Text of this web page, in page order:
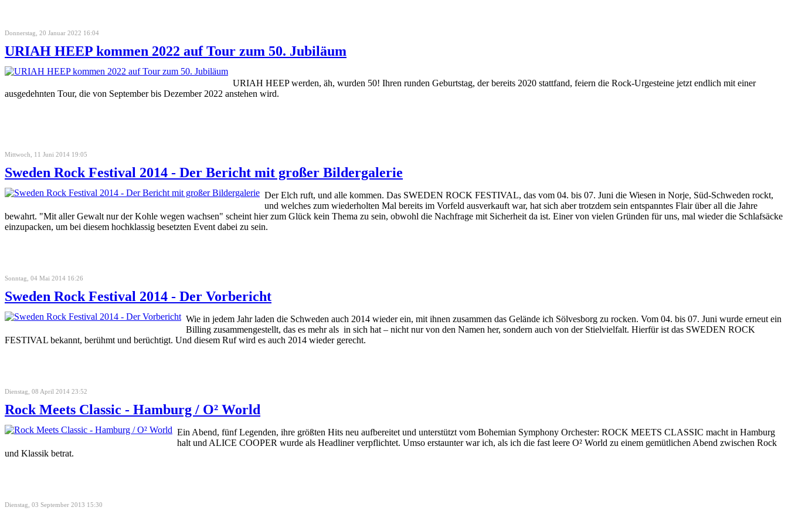
Donnerstag, 20 Januar 2022 16:04
URIAH HEEP kommen 2022 auf Tour zum 50. Jubiläum
URIAH HEEP werden, äh, wurden 50! Ihren runden Geburtstag, der bereits 2020 stattfand, feiern die Rock-Urgesteine jetzt endlich mit einer
ausgedehnten Tour, die von September bis Dezember 2022 anstehen wird.
Mittwoch, 11 Juni 2014 19:05
Sweden Rock Festival 2014 - Der Bericht mit großer Bildergalerie
Der Elch ruft, und alle kommen. Das SWEDEN ROCK FESTIVAL, das vom 04. bis 07. Juni die Wiesen in Norje, Süd-Schweden rockt,
und welches zum wiederholten Mal bereits im Vorfeld ausverkauft war, hat sich aber trotzdem sein entspanntes Flair über all die Jahre
bewahrt. "Mit aller Gewalt nur der Kohle wegen wachsen" scheint hier zum Glück kein Thema zu sein, obwohl die Nachfrage mit Sicherheit da ist. Einer von vielen Gründen für uns, mal wieder die Schlafsäcke
einzupacken, um bei diesem hochklassig besetzten Event dabei zu sein.
Sonntag, 04 Mai 2014 16:26
Sweden Rock Festival 2014 - Der Vorbericht
Wie in jedem Jahr laden die Schweden auch 2014 wieder ein, mit ihnen zusammen das Gelände ich Sölvesborg zu rocken. Vom 04. bis 07. Juni wurde erneut ein
Billing zusammengestellt, das es mehr als in sich hat – nicht nur von den Namen her, sondern auch von der Stielvielfalt. Hierfür ist das SWEDEN ROCK
FESTIVAL bekannt, berühmt und berüchtigt. Und diesem Ruf wird es auch 2014 wieder gerecht.
Dienstag, 08 April 2014 23:52
Rock Meets Classic - Hamburg / O² World
Ein Abend, fünf Legenden, ihre größten Hits neu aufbereitet und unterstützt vom Bohemian Symphony Orchester: ROCK MEETS CLASSIC macht in Hamburg
halt und ALICE COOPER wurde als Headliner verpflichtet. Umso erstaunter war ich, als ich die fast leere O² World zu einem gemütlichen Abend zwischen Rock
und Klassik betrat.
Dienstag, 03 September 2013 15:30